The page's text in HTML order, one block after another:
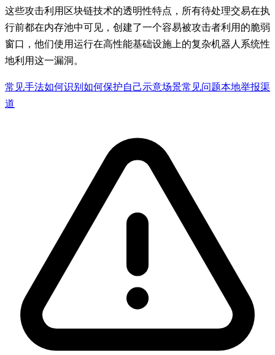
这些攻击利用区块链技术的透明性特点，所有待处理交易在执
行前都在内存池中可见，创建了一个容易被攻击者利用的脆弱
窗口，他们使用运行在高性能基础设施上的复杂机器人系统性
地利用这一漏洞。
常见手法如何识别 如何保护自己示意场景常见问题本地举报渠
道